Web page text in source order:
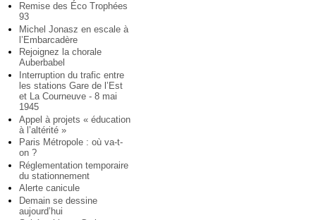
Remise des Éco Trophées
93
Michel Jonasz en escale à
l’Embarcadère
Rejoignez la chorale
Auberbabel
Interruption du trafic entre
les stations Gare de l’Est
et La Courneuve - 8 mai
1945
Appel à projets « éducation
à l’altérité »
Paris Métropole : où va-t-
on ?
Réglementation temporaire
du stationnement
Alerte canicule
Demain se dessine
aujourd’hui